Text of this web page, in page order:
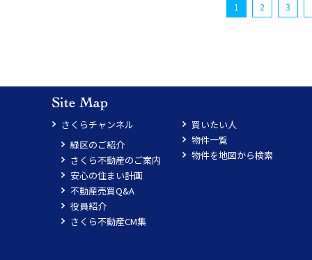
1 2 3
さくらチャンネル
緑区のご紹介
さくら不動産のご案内
安心の住まい計画
不動産売買Q&A
役員紹介
さくら不動産CM集
買いたい人
物件一覧
物件を地図から検索